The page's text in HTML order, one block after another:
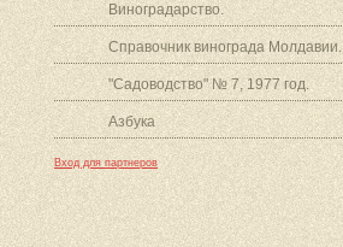
Виноградарство.
Справочник винограда Молдавии.
"Садоводство" № 7, 1977 год.
Азбука
Вход для партнеров